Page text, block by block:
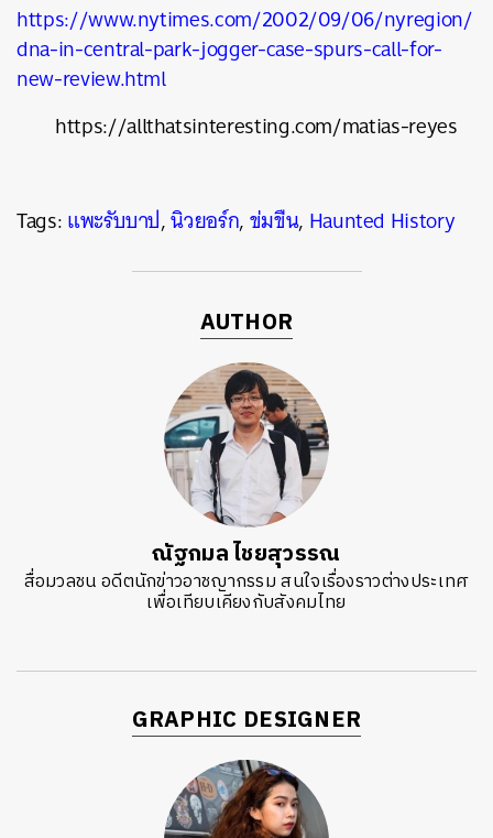
https://www.nytimes.com/2002/09/06/nyregion/
dna-in-central-park-jogger-case-spurs-call-for-
new-review.html
https://allthatsinteresting.com/matias-reyes
Tags:แพะรับบาป,นิวยอร์ก,ข่มขืน, Haunted History
AUTHOR
ณัฐกมล ไชยสุวรรณ
สื่อมวลชน อดีตนักข่าวอาชญากรรม สนใจเรื่องราวต่างประเทศ
เพื่อเทียบเคียงกับสังคมไทย
GRAPHIC DESIGNER